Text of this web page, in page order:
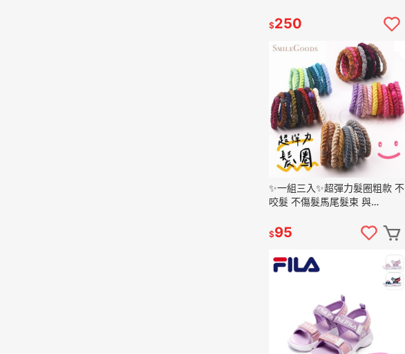
疊矽膠保鮮盒果汁機7-11
$250
✨一組三入✨超彈力髮圈粗款 不
咬髮 不傷髮馬尾髮束 與
$95